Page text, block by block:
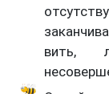
вить,